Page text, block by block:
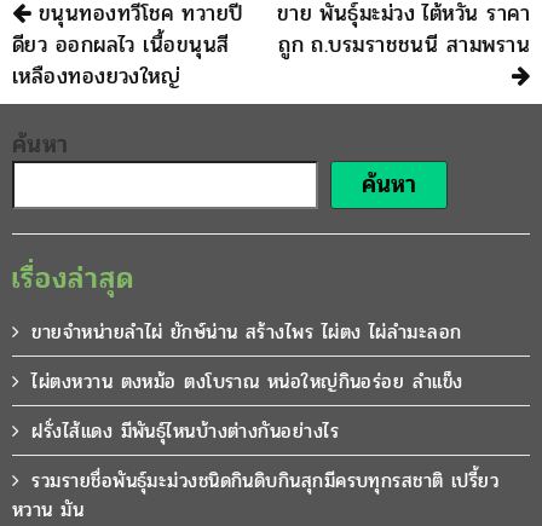
ขนุนทองทวีโชค ทวายปี
ดียว ออกผลไว เนื้อขนุนสี
เหลืองทองยวงใหญ่
ขาย พันธุ์มะม่วง ไต้หวัน ราคา
ถูก ถ.บรมราชชนนี สามพราน
ค้นหา
ค้นหา
เรื่องล่าสุด
ขายจำหน่ายลำไผ่ ยักษ์น่าน สร้างไพร ไผ่ตง ไผ่ลำมะลอก
ไผ่ตงหวาน ตงหม้อ ตงโบราณ หน่อใหญ่กินอร่อย ลำแข็ง
ฝรั่งไส้แดง มีพันธุ์ไหนบ้างต่างกันอย่างไร
รวมรายชื่อพันธุ์มะม่วงชนิดกินดิบกินสุกมีครบทุกรสชาติ เปรี้ยว
หวาน มัน